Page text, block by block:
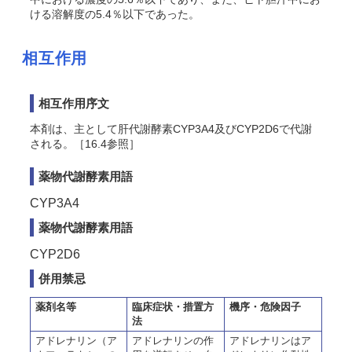
ける溶解度の5.4％以下であった。
相互作用
相互作用序文
本剤は、主として肝代謝酵素CYP3A4及びCYP2D6で代謝
される。［16.4参照］
薬物代謝酵素用語
CYP3A4
薬物代謝酵素用語
CYP2D6
併用禁忌
薬剤名等
臨床症状・措置方
法
機序・危険因子
アドレナリン（ア
アドレナリンの作
アドレナリンはア